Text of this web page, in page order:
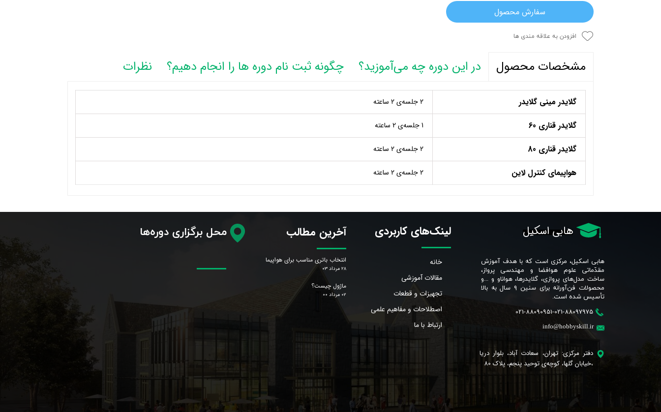
سفارش محصول
افزودن به علاقه مندی ها
مشخصات محصول در این دوره چه می‌آموزید؟ چگونه ثبت نام دوره ها را انجام دهیم؟ نظرات
گلایدر مینی گلایدر 2 جلسه‌ی 2 ساعته
گلایدر قناری 60 1 جلسه‌ی 2 ساعته
گلایدر قناری 80 2 جلسه‌ی 2 ساعته
هواپیمای کنترل لاین 2 جلسه‌ی 2 ساعته
هابی اسکیل
هابی اسکیل، مرکزی است که با هدف آموزش
مقدّماتی علوم هوافضا و مهندسی پرواز،
ساخت مدل‌های پروازی، گلایدرها، هواناو و ...و
محصولات فن‌آورانه برای سنین ٩ سال به بالا
تأسیس شده است.​​​​​​​
021-88090951-021-88097975
info@hobbyskill.ir
دفتر مرکزی: تهران، سعادت آباد، بلوار دریا
،خیابان گلها، کوچه‌ی توحید پنجم، پلاک 80
لینک‌های کاربردی
خانه
مقالات آموزشی
تجهیزات و قطعات
اصطلاحات و مفاهیم علمی
ارتباط با ما
آخرین مطالب
انتخاب باتری مناسب برای هواپیما
۲۸ مرداد ۰۳
ماژول چیست؟
۰۲ مرداد ۰۰
محل برگزاری دوره‌ها